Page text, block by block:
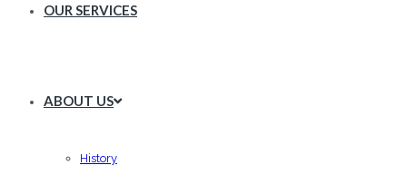
OUR SERVICES
ABOUT US
History